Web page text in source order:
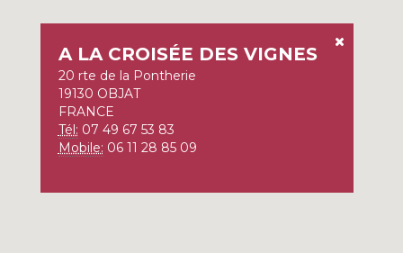
A LA CROISÉE DES VIGNES
20 rte de la Pontherie
19130 OBJAT
FRANCE
Tél: 07 49 67 53 83
Mobile: 06 11 28 85 09